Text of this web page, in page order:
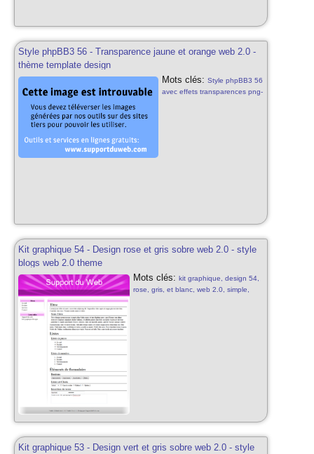
Style phpBB3 56 - Transparence jaune et orange web 2.0 -
thème template design
Mots clés: Style phpBB3 56
avec effets transparences png-
Kit graphique 54 - Design rose et gris sobre web 2.0 - style
blogs web 2.0 theme
Mots clés: kit graphique, design 54,
rose, gris, et blanc, web 2.0, simple,
Kit graphique 53 - Design vert et gris sobre web 2.0 - style